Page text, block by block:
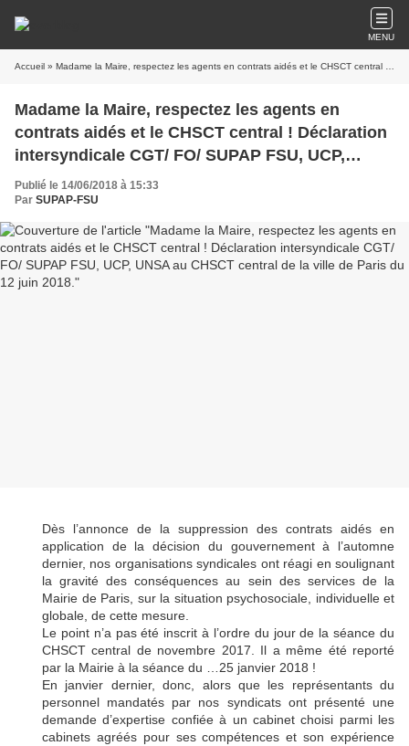
MENU
Accueil » Madame la Maire, respectez les agents en contrats aidés et le CHSCT central ! Déclaration intersyndicale CGT/ FO/ SUPAP FSU, UCP, UNSA au CHSCT central de la ville de Paris du 12 juin 2018.
Madame la Maire, respectez les agents en
contrats aidés et le CHSCT central ! Déclaration
intersyndicale CGT/ FO/ SUPAP FSU, UCP,
UNSA au CHSCT central de la ville de Paris du
12 juin 2018.
Publié le 14/06/2018 à 15:33
Par SUPAP-FSU
Dès l’annonce de la suppression des contrats aidés en
application de la décision du gouvernement à l’automne
dernier, nos organisations syndicales ont réagi en soulignant
la gravité des conséquences au sein des services de la
Mairie de Paris, sur la situation psychosociale, individuelle et
globale, de cette mesure.
Le point n’a pas été inscrit à l’ordre du jour de la séance du
CHSCT central de novembre 2017. Il a même été reporté
par la Mairie à la séance du …25 janvier 2018 !
En janvier dernier, donc, alors que les représentants du
personnel mandatés par nos syndicats ont présenté une
demande d’expertise confiée à un cabinet choisi parmi les
cabinets agréés pour ses compétences et son expérience